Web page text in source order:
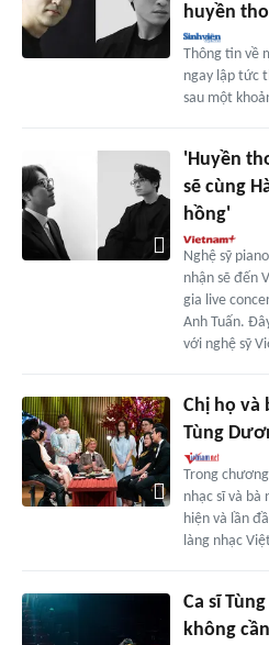
huyền
Thông tin về
ngay lập tức
sau một
'Huyền
sẽ cùng
hồng'
Nghệ sỹ
nhận sẽ đến
gia live
Anh Tuấn.
với nghệ sỹ
Chị họ và
Tùng
Trong
nhạc sĩ và bà
hiện và lần
làng nhạc
Ca sĩ
không